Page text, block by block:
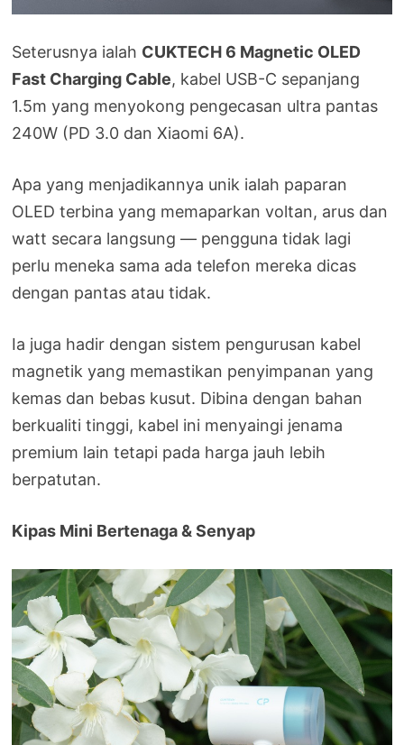
Seterusnya ialah CUKTECH 6 Magnetic OLED
Fast Charging Cable, kabel USB-C sepanjang
1.5m yang menyokong pengecasan ultra pantas
240W (PD 3.0 dan Xiaomi 6A).
Apa yang menjadikannya unik ialah paparan
OLED terbina yang memaparkan voltan, arus dan
watt secara langsung — pengguna tidak lagi
perlu meneka sama ada telefon mereka dicas
dengan pantas atau tidak.
Ia juga hadir dengan sistem pengurusan kabel
magnetik yang memastikan penyimpanan yang
kemas dan bebas kusut. Dibina dengan bahan
berkualiti tinggi, kabel ini menyaingi jenama
premium lain tetapi pada harga jauh lebih
berpatutan.
Kipas Mini Bertenaga & Senyap